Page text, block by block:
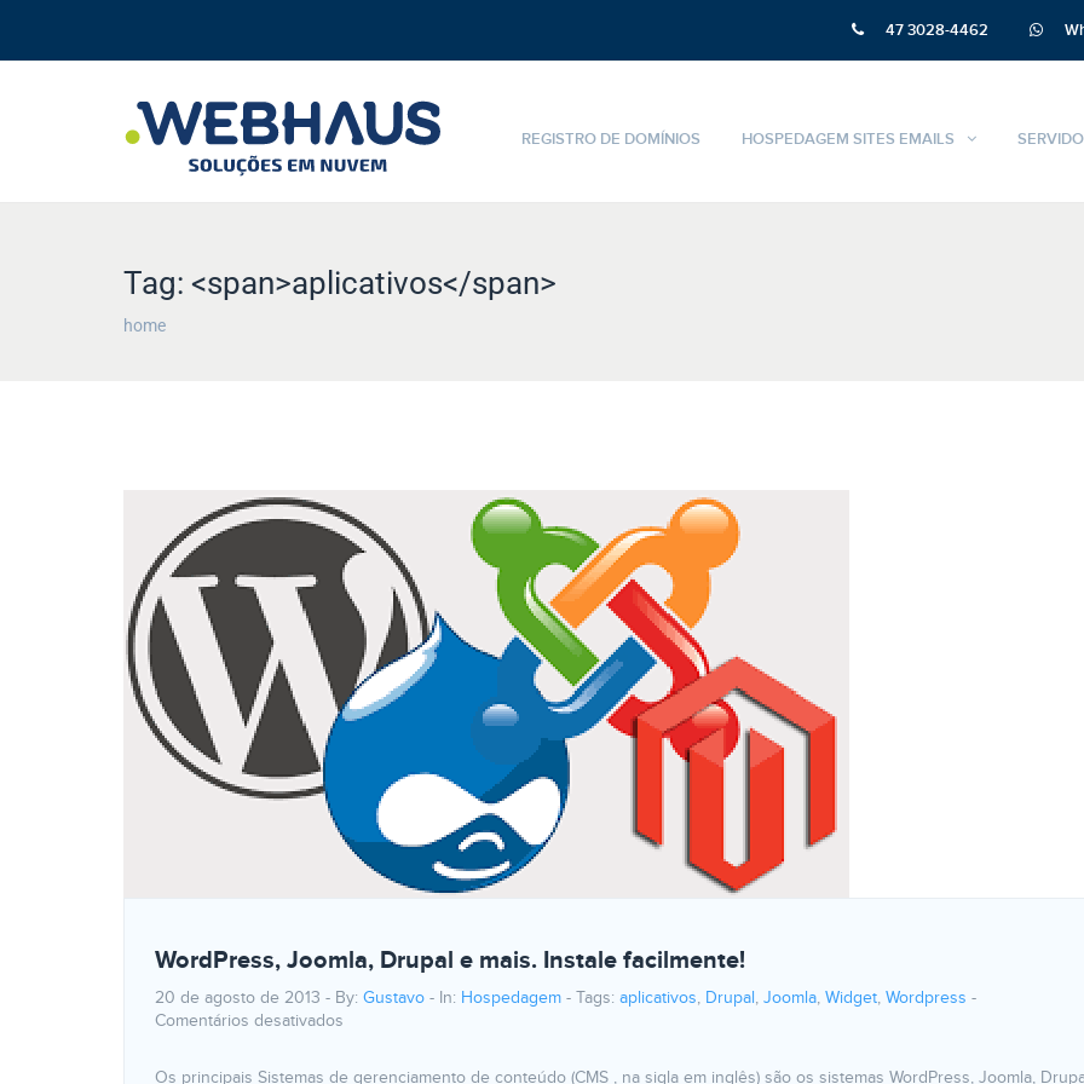
47 3028-4462
REGISTRO DE DOMÍNIOS HOSPEDAGEM SITES EMAILS
Tag: <span>aplicativos</span>
home
WordPress, Joomla, Drupal e mais. Instale facilmente!
20 de agosto de 2013 - By: Gustavo - In: Hospedagem - Tags: aplicativos, Drupal , Joomla, Widget, Wordpress -
Comentários desativados
Os principais Sistemas de gerenciamento de conteúdo (CMS , na sigla em inglês) são os sistemas WordPress, Joomla,